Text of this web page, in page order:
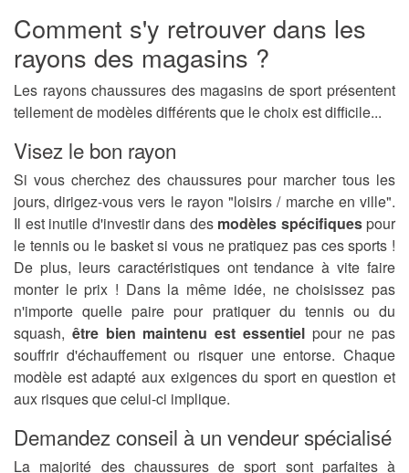
Comment s'y retrouver dans les
rayons des magasins ?
Les rayons chaussures des magasins de sport présentent
tellement de modèles différents que le choix est difficile...
Visez le bon rayon
Si vous cherchez des chaussures pour marcher tous les
jours, dirigez-vous vers le rayon "loisirs / marche en ville".
Il est inutile d'investir dans des modèles spécifiquespour
le tennis ou le basket si vous ne pratiquez pas ces sports !
De plus, leurs caractéristiques ont tendance à vite faire
monter le prix ! Dans la même idée, ne choisissez pas
n'importe quelle paire pour pratiquer du tennis ou du
squash, être bien maintenu est essentielpour ne pas
souffrir d'échauffement ou risquer une entorse. Chaque
modèle est adapté aux exigences du sport en question et
aux risques que celui-ci implique.
Demandez conseil à un vendeur spécialisé
La majorité des chaussures de sport sont parfaites à